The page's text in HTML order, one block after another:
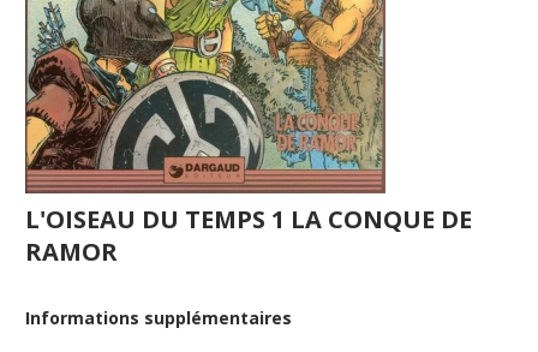
L'OISEAU DU TEMPS 1 LA CONQUE DE
RAMOR
Informations supplémentaires